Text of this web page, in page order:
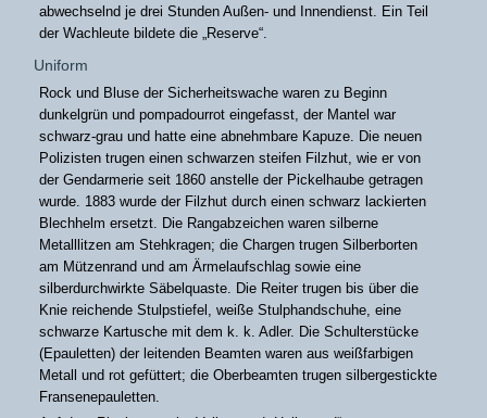
abwechselnd je drei Stunden Außen- und Innendienst. Ein Teil
der Wachleute bildete die „Reserve“.
Uniform
Rock und Bluse der Sicherheitswache waren zu Beginn
dunkelgrün und pompadourrot eingefasst, der Mantel war
schwarz-grau und hatte eine abnehmbare Kapuze. Die neuen
Polizisten trugen einen schwarzen steifen Filzhut, wie er von
der Gendarmerie seit 1860 anstelle der Pickelhaube getragen
wurde. 1883 wurde der Filzhut durch einen schwarz lackierten
Blechhelm ersetzt. Die Rangabzeichen waren silberne
Metalllitzen am Stehkragen; die Chargen trugen Silberborten
am Mützenrand und am Ärmelaufschlag sowie eine
silberdurchwirkte Säbelquaste. Die Reiter trugen bis über die
Knie reichende Stulpstiefel, weiße Stulphandschuhe, eine
schwarze Kartusche mit dem k. k. Adler. Die Schulterstücke
(Epauletten) der leitenden Beamten waren aus weißfarbigen
Metall und rot gefüttert; die Oberbeamten trugen silbergestickte
Fransenepauletten.